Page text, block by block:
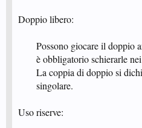
Doppio libero:
Possono giocare il doppio
è obbligatorio schierarle
La coppia di doppio si
singolare.​
Uso riserve: